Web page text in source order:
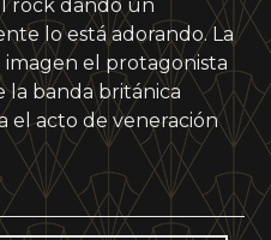
rock dando un
lo está adorando. La
el protagonista
la banda británica
el acto de veneración